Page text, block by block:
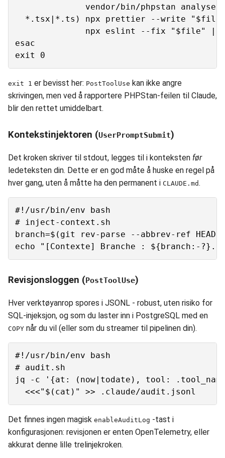
vendor/bin/phpstan analyse
*.tsx|*.ts) npx prettier --write
npx eslint --fix "$file" ||
esac
exit 1 er bevisst her: PostToolUse kan ikke angre
skrivingen, men ved å rapportere PHPStan-feilen til Claude,
blir den rettet umiddelbart.
Kontekstinjektoren (UserPromptSubmit)
Det kroken skriver til stdout, legges til i konteksten før
ledeteksten din. Dette er en god måte å huske en regel på
hver gang, uten å måtte ha den permanent i CLAUDE.md .
#!/usr/bin/env bash
# inject-context.sh
branch=$(git rev-parse --abbrev-ref HEAD
Revisjonsloggen (PostToolUse)
Hver verktøyanrop spores i JSONL - robust, uten risiko for
SQL-injeksjon, og som du laster inn i PostgreSQL med en
COPY når du vil (eller som du streamer til pipelinen din).
#!/usr/bin/env bash
# audit.sh
jq -c '{at: (now|todate), tool:
Det finnes ingen magisk enableAuditLog -tast i
konfigurasjonen: revisjonen er enten OpenTelemetry, eller
akkurat denne lille trelinjekroken.